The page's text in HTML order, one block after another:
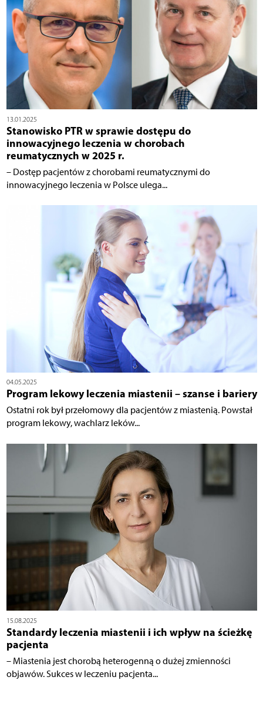
13.01.2025
Stanowisko PTR w sprawie dostępu do
innowacyjnego leczenia w chorobach
reumatycznych w 2025 r.
– Dostęp pacjentów z chorobami reumatycznymi do
innowacyjnego leczenia w Polsce ulega...
04.05.2025
Program lekowy leczenia miastenii – szanse i bariery
Ostatni rok był przełomowy dla pacjentów z miastenią. Powstał
program lekowy, wachlarz leków...
15.08.2025
Standardy leczenia miastenii i ich wpływ na ścieżkę
pacjenta
– Miastenia jest chorobą heterogenną o dużej zmienności
objawów. Sukces w leczeniu pacjenta...